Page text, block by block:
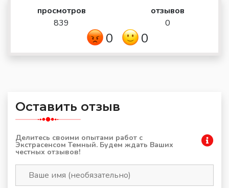
просмотров
839
отзывов
0
0 0
Оставить отзыв
Делитесь своими опытами работ с
Экстрасенсом Темный. Будем ждать Ваших
честных отзывов!